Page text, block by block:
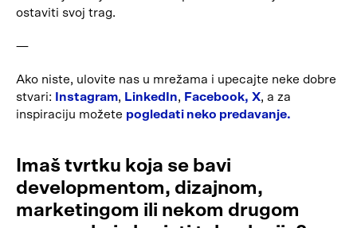
ostaviti svoj trag.
—
Ako niste, ulovite nas u mrežama i upecajte neke dobre
stvari:
Instagram, LinkedIn, Facebook, X, a za
inspiraciju možete pogledati neko predavanje.
Imaš tvrtku koja se bavi
developmentom, dizajnom,
marketingom ili nekom drugom